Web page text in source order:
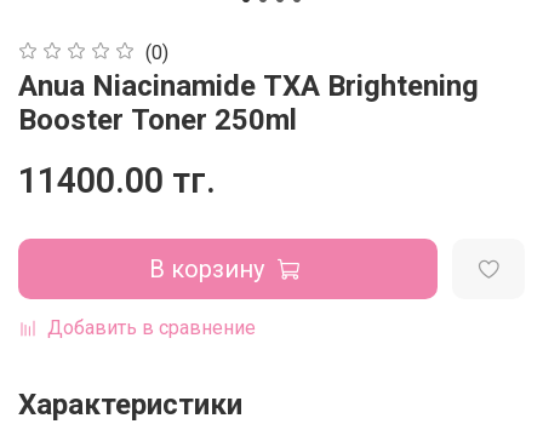
(0)
Anua Niacinamide TXA Brightening
Booster Toner 250ml
11400.00 тг.
В корзину
Добавить в сравнение
Характеристики